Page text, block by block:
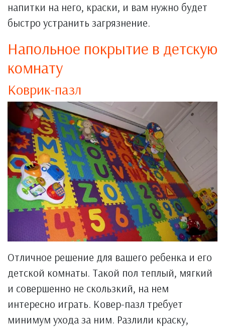
напитки на него, краски, и вам нужно будет
быстро устранить загрязнение.
Напольное покрытие в детскую
комнату
Коврик-пазл
Отличное решение для вашего ребенка и его
детской комнаты. Такой пол теплый, мягкий
и совершенно не скользкий, на нем
интересно играть. Ковер-пазл требует
минимум ухода за ним. Разлили краску,